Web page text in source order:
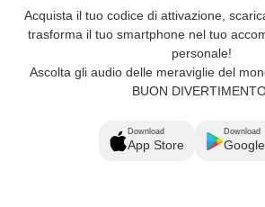
Acquista il tuo codice di attivazione,
trasforma il tuo smartphone nel tuo
personale!
Ascolta gli audio delle meraviglie del
BUON
Download
App Store
Download